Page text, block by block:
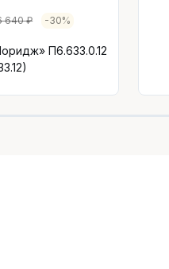
640 ₽ -30%
П6.633.0.12